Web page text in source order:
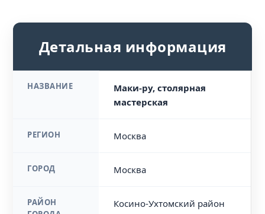
Детальная информация
НАЗВАНИЕ
Маки-ру, столярная
мастерская
РЕГИОН Москва
ГОРОД Москва
РАЙОН
Косино-Ухтомский район